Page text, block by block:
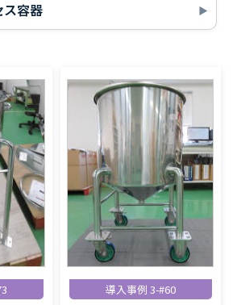
ス容器
導入事例 3-#60